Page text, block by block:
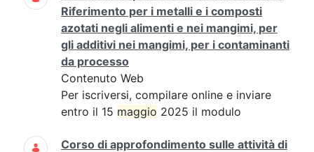
Riferimento per i metalli e i composti
azotati negli alimenti e nei mangimi, per
gli additivi nei mangimi, per i contaminanti
da processo
Contenuto Web
Per iscriversi, compilare online e inviare
entro il 15 maggio 2025 il modulo
Corso di approfondimento sulle attività di